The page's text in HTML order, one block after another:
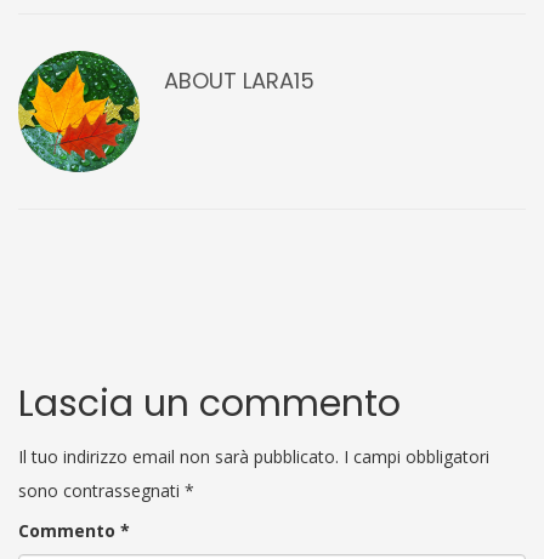
ABOUT LARA15
Lascia un commento
Il tuo indirizzo email non sarà pubblicato. I campi obbligatori
sono contrassegnati *
Commento *